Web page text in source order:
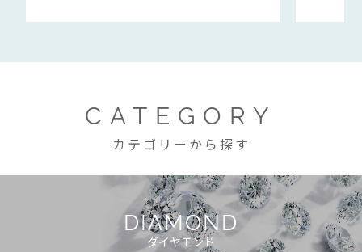
CATEGORY
カテゴリーから探す
DIAMOND
ダイヤモンド